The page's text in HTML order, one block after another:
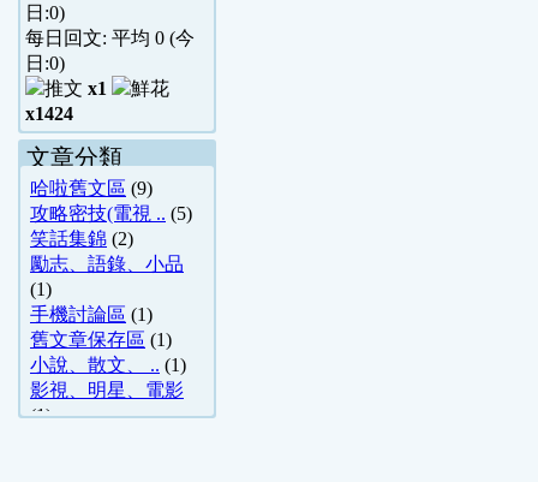
日:0)
每日回文: 平均 0 (今
日:0)
x1
x1424
文章分類
哈啦舊文區 (9)
攻略密技(電視 .. (5)
笑話集錦 (2)
勵志、語錄、小品
(1)
手機討論區 (1)
舊文章保存區 (1)
小說、散文、 .. (1)
影視、明星、電影
(1)